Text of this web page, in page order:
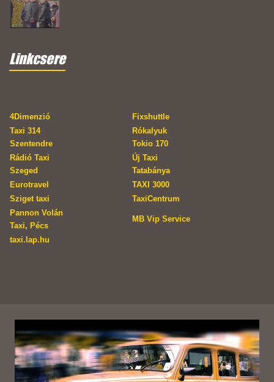
Linkcsere
4Dimenzió
Fixshuttle
Taxi 314
Szentendre
Rókalyuk
Tokio 170
Rádió Taxi
Szeged
Új Taxi
Tatabánya
Eurotravel
TAXI 3000
Sziget taxi
TaxiCentrum
Pannon Volán
Taxi, Pécs
MB Vip Service
taxi.lap.hu